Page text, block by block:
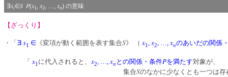
∃xi∈S P(x1,x2, …,xn) の意味
【ざっくり】
・「 ∃ x1 ∈ 《変項が動く範囲を表す集合S》 （ x1 x2 xnのあいだの関係
「 x1 に代入されると、 x2 xn との関係・条件Pを満たす対象が、
集合Sのなかに少なくとも一つは存